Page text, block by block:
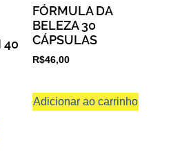
40
FÓRMULA DA
BELEZA 30
CÁPSULAS
R$46,00
Adicionar ao carrinho